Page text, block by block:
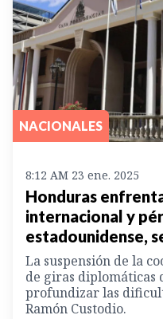
NACIONALES
8:12 AM 23 ene. 2025
Honduras
internacional y
estadounidense,
La suspensión de la
de giras diplomáticas
profundizar las
Ramón Custodio.